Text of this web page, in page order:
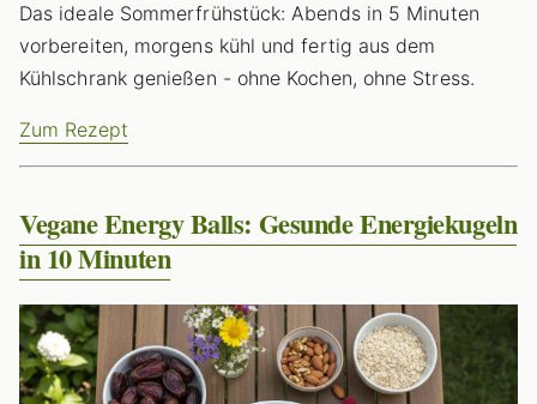
Das ideale Sommerfrühstück: Abends in 5 Minuten
vorbereiten, morgens kühl und fertig aus dem
Kühlschrank genießen - ohne Kochen, ohne Stress.
Zum Rezept
Vegane Energy Balls: Gesunde Energiekugeln
in 10 Minuten